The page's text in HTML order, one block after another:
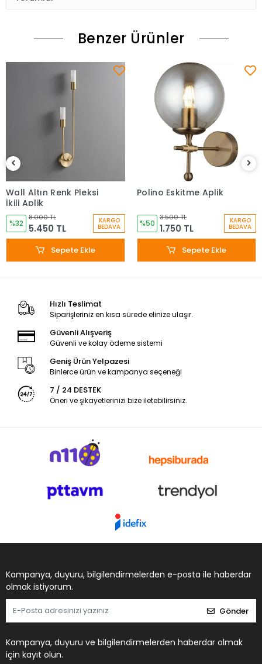
Benzer Ürünler
Wall Altın Renk Pleksi
İkili Aplik
%32
8.000 TL
5.450 TL
KARGO
BEDAVA
Sepete Ekle
Polino Eskitme Aplik
%50
3.500 TL
1.750 TL
KARGO
BEDAVA
Sepete Ekle
Hızlı Teslimat
Siparişleriniz en kısa sürede elinize ulaşır.
Güvenli Alışveriş
Güvenli ve kolay ödeme sistemi
Geniş Ürün Yelpazesi
Binlerce ürün ve kampanya seçeneği
7 / 24 DESTEK
Öneri ve şikayetlerinizi bize iletebilirsiniz.
Kampanya, duyuru, bilgilendirmelerden e-posta ile haberdar
olmak istiyorum.
Gönder
Kampanya, duyuru ve bilgilendirmelerden haberdar olmak
için kayıt olun.